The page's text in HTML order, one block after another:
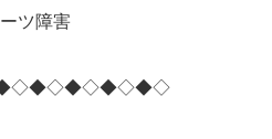
ツ障害